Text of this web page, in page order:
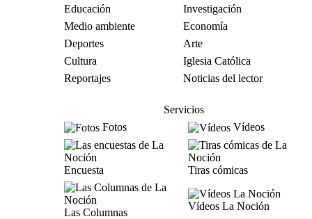
Educación
Investigación
Medio ambiente
Economía
Deportes
Arte
Cultura
Iglesia Católica
Reportajes
Noticias del lector
Servicios
Fotos
Vídeos
Encuesta Tiras cómicas
Las Columnas
Vídeos La Noción